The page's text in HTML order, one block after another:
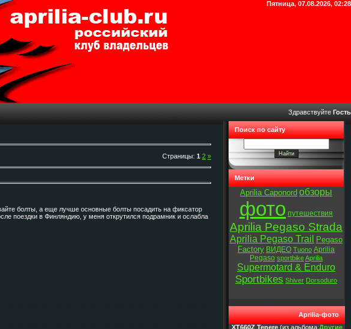
Пятница, 07.08.2026, 02:28
Здравствуйте Гость
Страницы: 1 2 »
болты, а еще лучше основные болты посадить на фиксатор
поездки в Финляндию, у меня открутился подрамник и ослабла
Поиск по сайту
Метки
Aprilia Caponord обзоры
фото путешествия
Aprilia Pegaso Strada
Aprilia Pegaso Trail
Pegaso
Factory ВИДЕО Tuono Aprilia
Pegaso sportbikeAprilia
Supermotard & Enduro
Sportbikes Shiver Dorsoduro
Aprilia-фото
XT660Z Tenere (из альбома:Другие